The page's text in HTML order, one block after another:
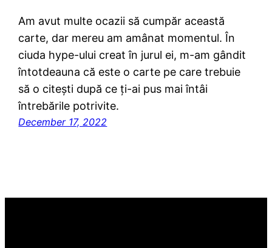
Am avut multe ocazii să cumpăr această
carte, dar mereu am amânat momentul. În
ciuda hype-ului creat în jurul ei, m-am gândit
întotdeauna că este o carte pe care trebuie
să o citești după ce ți-ai pus mai întâi
întrebările potrivite.
December 17, 2022